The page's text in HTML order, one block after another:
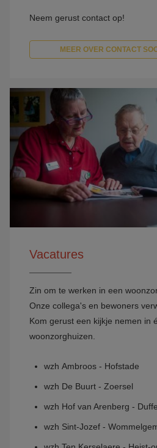
Neem gerust contact op!
MEER OVER CONTACT
Vacatures
Zin om te werken in een
Onze collega's en bewoners
Kom gerust een kijkje nemen in
woonzorghuizen.
wzh Ambroos - Hofstade
wzh De Buurt - Zoersel
wzh Hof van Arenberg -
wzh Sint-Jozef -